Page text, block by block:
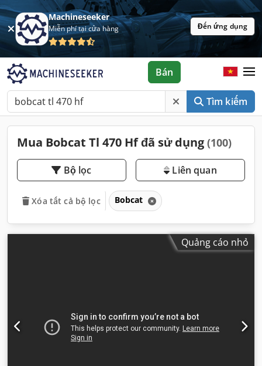
Machineseeker
Miễn phí tại cửa hàng Đến ứng dụng
Tìm kiếm
Bán
Mua Bobcat Tl 470 Hf đã sử dụng (100)
Bộ lọc Liên quan
Xóa tất cả bộ lọc Bobcat
Quảng cáo nhỏ